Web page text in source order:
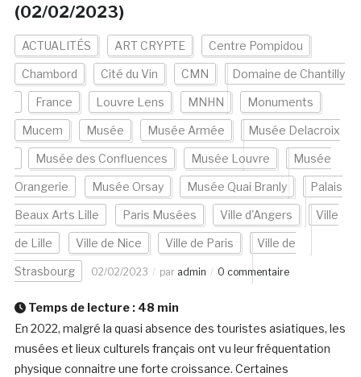
(02/02/2023)
ACTUALITÉS ART CRYPTE Centre Pompidou
Chambord Cité du Vin CMN Domaine de Chantilly
France Louvre Lens MNHN Monuments
Mucem Musée Musée Armée Musée Delacroix
Musée des Confluences Musée Louvre Musée
Orangerie Musée Orsay Musée Quai Branly Palais
Beaux Arts Lille Paris Musées Ville d'Angers Ville
de Lille Ville de Nice Ville de Paris Ville de
Strasbourg 02/02/2023 par admin 0 commentaire
Temps de lecture : 48 min
En 2022, malgré la quasi absence des touristes asiatiques, les
musées et lieux culturels français ont vu leur fréquentation
physique connaitre une forte croissance. Certaines